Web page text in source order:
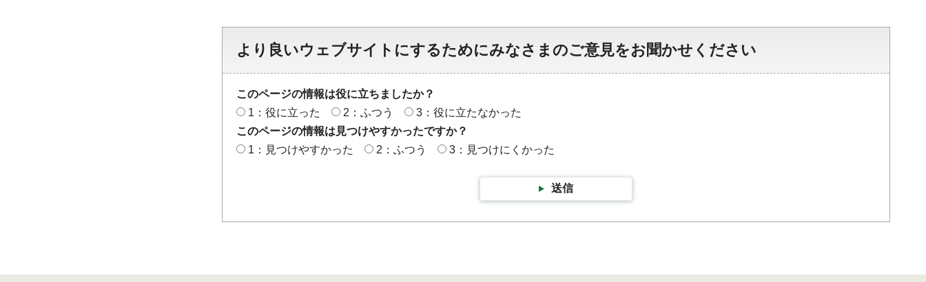
より良いウェブサイトにするためにみなさまのご意見をお聞かせください
このページの情報は役に立ちましたか？
1：役に立った
2：ふつう
3：役に立たなかった
このページの情報は見つけやすかったですか？
1：見つけやすかった
2：ふつう 3：見つけにくかった
送信